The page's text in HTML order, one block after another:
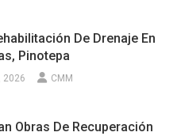
De Drenaje En
Pinotepa
2026 CMM
Obras De Recuperación